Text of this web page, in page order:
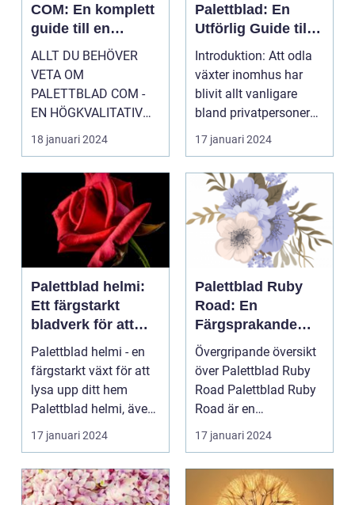
COM: En komplett
guide till en
trendig
inomhusväxt
ALLT DU BEHÖVER
VETA OM
PALETTBLAD COM -
EN HÖGKVALITATIV
ÖVERSIKT Introduktion
Palettblad com, ell...
18 januari 2024
Palettblad: En
Utförlig Guide till
Populära
Inomhusväxter
Introduktion: Att odla
växter inomhus har
blivit allt vanligare
bland privatpersoner
för att skapa e...
17 januari 2024
Palettblad helmi:
Ett färgstarkt
bladverk för att
lysa upp ditt hem
Palettblad helmi - en
färgstarkt växt för att
lysa upp ditt hem
Palettblad helmi, även
känt som col...
17 januari 2024
Palettblad Ruby
Road: En
Färgsprakande
Favorit för
Hemmet
Övergripande översikt
över Palettblad Ruby
Road Palettblad Ruby
Road är en
prydnadsväxt som har
bli...
17 januari 2024